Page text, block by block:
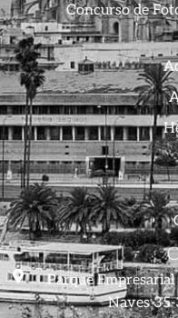
Concurso de
Parque Empresarial
Naves 35-